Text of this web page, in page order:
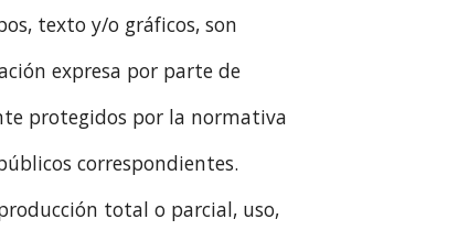
texto y/o gráficos, son
expresa por parte de
protegidos por la normativa
correspondientes.
total o parcial, uso,